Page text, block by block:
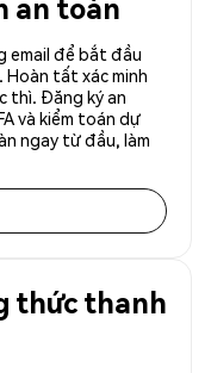
an toàn
email để bắt đầu
Hoàn tất xác minh
thì. Đăng ký an
và kiểm toán dự
ngay từ đầu, làm
thức thanh